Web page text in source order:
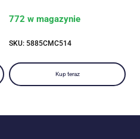
772 w magazynie
SKU: 5885CMC514
Kup teraz